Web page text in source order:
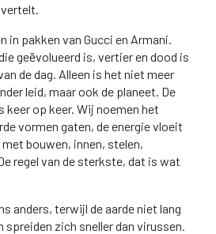
in pakken van Gucci en Armani.
geëvolueerd is, vertier en dood is
de dag. Alleen is het niet meer
leid, maar ook de planeet. De
op keer. Wij noemen het
vormen gaten, de energie vloeit
bouwen, innen, stelen,
regel van de sterkste, dat is wat
anders, terwijl de aarde niet lang
zich sneller dan virussen.